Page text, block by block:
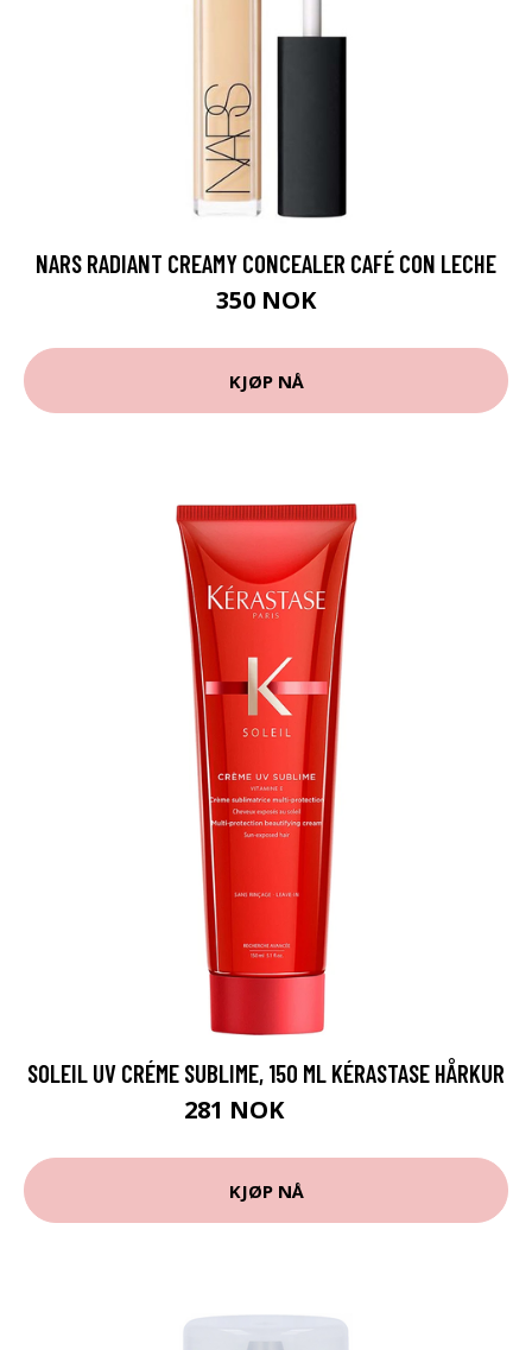
NARS RADIANT CREAMY CONCEALER CAFÉ CON LECHE
350 NOK
KJØP NÅ
SOLEIL UV CRÉME SUBLIME, 150 ML KÉRASTASE HÅRKUR
281 NOK
KJØP NÅ